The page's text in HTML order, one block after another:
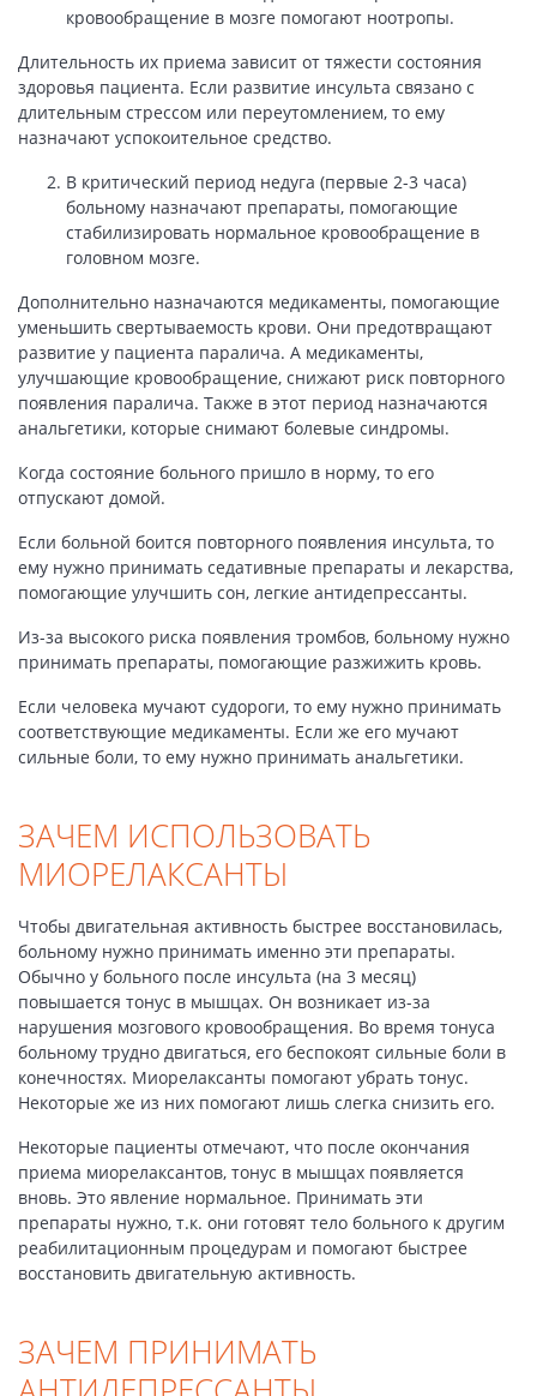
кровообращение в мозге помогают ноотропы.
Длительность их приема зависит от тяжести состояния
здоровья пациента. Если развитие инсульта связано с
длительным стрессом или переутомлением, то ему
назначают успокоительное средство.
В критический период недуга (первые 2-3 часа)
больному назначают препараты, помогающие
стабилизировать нормальное кровообращение в
головном мозге.
Дополнительно назначаются медикаменты, помогающие
уменьшить свертываемость крови. Они предотвращают
развитие у пациента паралича. А медикаменты,
улучшающие кровообращение, снижают риск повторного
появления паралича. Также в этот период назначаются
анальгетики, которые снимают болевые синдромы.
Когда состояние больного пришло в норму, то его
отпускают домой.
Если больной боится повторного появления инсульта, то
ему нужно принимать седативные препараты и лекарства,
помогающие улучшить сон, легкие антидепрессанты.
Из-за высокого риска появления тромбов, больному нужно
принимать препараты, помогающие разжижить кровь.
Если человека мучают судороги, то ему нужно принимать
соответствующие медикаменты. Если же его мучают
сильные боли, то ему нужно принимать анальгетики.
ЗАЧЕМ ИСПОЛЬЗОВАТЬ
МИОРЕЛАКСАНТЫ
Чтобы двигательная активность быстрее восстановилась,
больному нужно принимать именно эти препараты.
Обычно у больного после инсульта (на 3 месяц)
повышается тонус в мышцах. Он возникает из-за
нарушения мозгового кровообращения. Во время тонуса
больному трудно двигаться, его беспокоят сильные боли в
конечностях. Миорелаксанты помогают убрать тонус.
Некоторые же из них помогают лишь слегка снизить его.
Некоторые пациенты отмечают, что после окончания
приема миорелаксантов, тонус в мышцах появляется
вновь. Это явление нормальное. Принимать эти
препараты нужно, т.к. они готовят тело больного к другим
реабилитационным процедурам и помогают быстрее
восстановить двигательную активность.
ЗАЧЕМ ПРИНИМАТЬ